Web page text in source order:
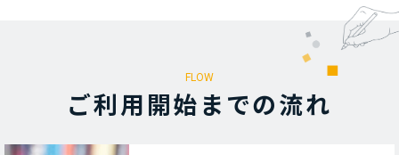
FLOW
ご利⽤開始までの流れ